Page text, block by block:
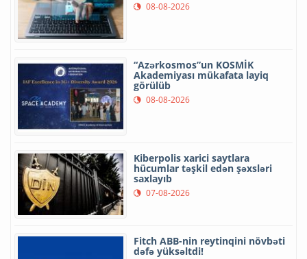
08-08-2026
“Azərkosmos”un KOSMİK
Akademiyası mükafata layiq
görülüb
08-08-2026
Kiberpolis xarici saytlara
hücumlar təşkil edən şəxsləri
saxlayıb
07-08-2026
Fitch ABB-nin reytinqini növbəti
dəfə yüksəltdi!